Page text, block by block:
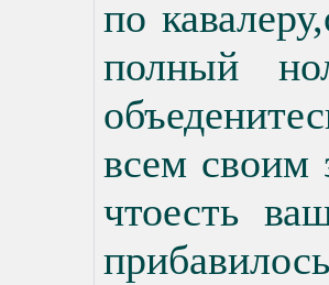
по
полный
всем своим
чтоесть